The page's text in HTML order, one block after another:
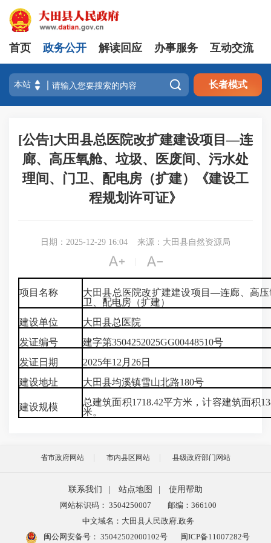
首页 政务公开 解读回应 办事服务 互动交流
 长者模式
[公告]大田县总医院改扩建建设项目—连
廊、高压氧舱、垃圾、医废间、污水处
理间、门卫、配电房（扩建）《建设工
程规划许可证》
日期：2025-12-29 16:04 来源：大田县自然资源局
 
项目名称
大田县总医院改扩建建设项目—连廊、高
卫、配电房（扩建）
建设单位
大田县总医院
发证编号
建字第3504252025GG00448510号
发证日期
2025年12月26日
建设地址
大田县均溪镇雪山北路180号
建设规模
总建筑面积1718.42平方米，计容建筑面积
米。
省市政府网站 市内县区网站 县级政府部门网站
联系我们 站点地图
使用帮助
网站标识码： 3504250007
邮编：366100
中文域名：大田县人民政府.政务
闽公网安备号： 35042502000102号 闽ICP备11007282号